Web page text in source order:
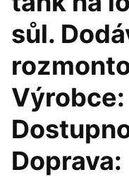
sůl.
Doprava: